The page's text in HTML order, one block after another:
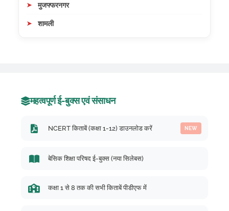
मुजफ्फरनगर
शामली
महत्वपूर्ण ई-बुक्स एवं संसाधन
NCERT किताबें (कक्षा 1-12) डाउनलोड करें NEW
बेसिक शिक्षा परिषद ई-बुक्स (नया सिलेबस)
कक्षा 1 से 8 तक की सभी किताबें पीडीएफ में